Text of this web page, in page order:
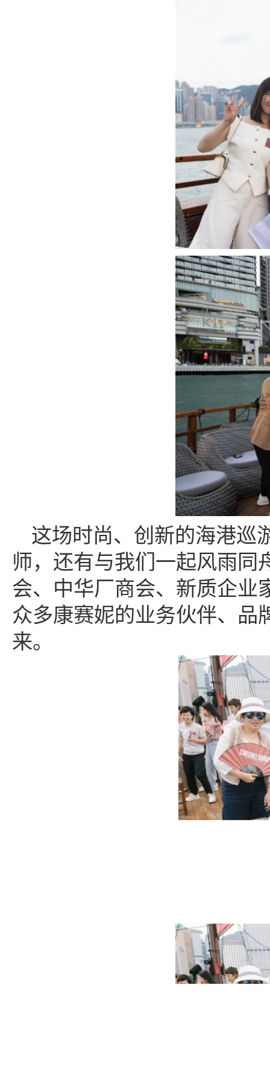
这场时尚、创新的海港巡
师，还有与我们一起风雨同
会、中华厂商会、新质企业
众多康赛妮的业务伙伴、品
来。